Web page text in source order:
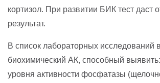
кортизол. При развитии БИК тест даст
результат.
В список лабораторных исследований
биохимический АК, способный
уровня активности фосфатазы